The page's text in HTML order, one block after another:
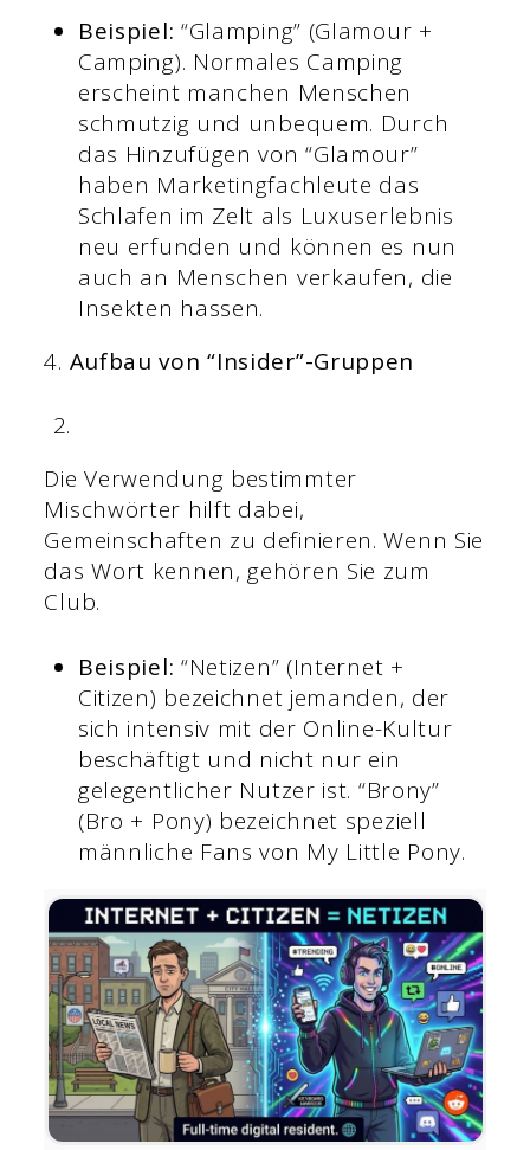
Beispiel: “Glamping” (Glamour +
Camping). Normales Camping
erscheint manchen Menschen
schmutzig und unbequem. Durch
das Hinzufügen von “Glamour”
haben Marketingfachleute das
Schlafen im Zelt als Luxuserlebnis
neu erfunden und können es nun
auch an Menschen verkaufen, die
Insekten hassen.
4. Aufbau von “Insider”-Gruppen
Die Verwendung bestimmter
Mischwörter hilft dabei,
Gemeinschaften zu definieren. Wenn Sie
das Wort kennen, gehören Sie zum
Club.
Beispiel: “Netizen” (Internet +
Citizen) bezeichnet jemanden, der
sich intensiv mit der Online-Kultur
beschäftigt und nicht nur ein
gelegentlicher Nutzer ist. “Brony”
(Bro + Pony) bezeichnet speziell
männliche Fans von My Little Pony.